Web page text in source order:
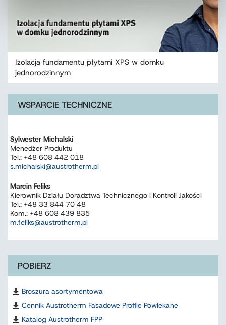
Izolacja fundamentu płytami XPS w domku
jednorodzinnym
WSPARCIE TECHNICZNE
Sylwester Michalski
Menedżer Produktu
Tel.: +48 608 442 018
s.michalski@austrotherm.pl
Marcin Feliks
Kierownik Działu Doradztwa Technicznego i Kontroli Jakości
Tel.: +48 33 844 70 48
Kom.: +48 608 439 835
m.feliks@austrotherm.pl
POBIERZ
Broszura asortymentowa
Cennik Austrotherm Fasadowe Profile Powlekane
Katalog Austrotherm FPP